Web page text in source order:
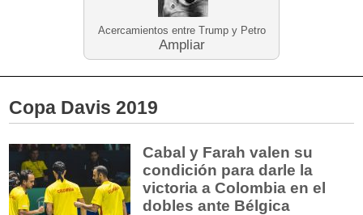
Acercamientos entre Trump y Petro
Ampliar
Copa Davis 2019
Cabal y Farah valen su
condición para darle la
victoria a Colombia en el
dobles ante Bélgica